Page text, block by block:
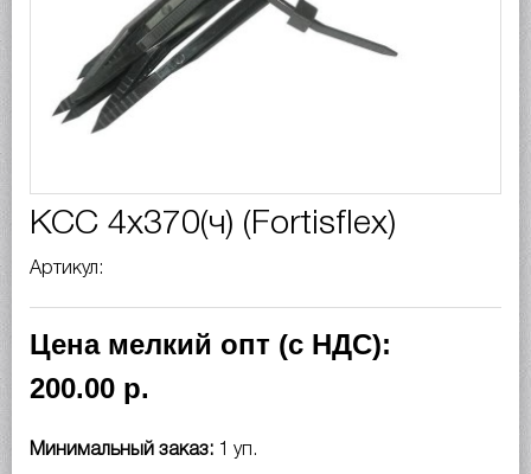
КСС 4x370(ч) (Fortisflex)
Артикул:
Цена мелкий опт (с НДС):
200.00 р.
Минимальный заказ: 1 уп.